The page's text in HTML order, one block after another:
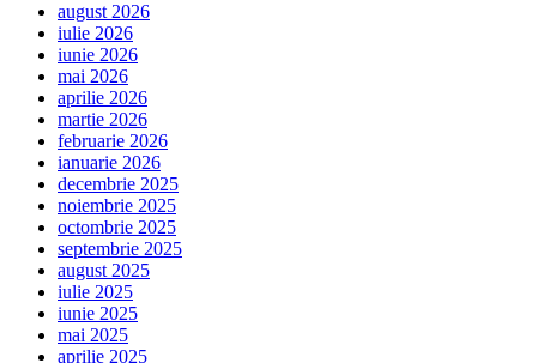
august 2026
iulie 2026
iunie 2026
mai 2026
aprilie 2026
martie 2026
februarie 2026
ianuarie 2026
decembrie 2025
noiembrie 2025
octombrie 2025
septembrie 2025
august 2025
iulie 2025
iunie 2025
mai 2025
aprilie 2025